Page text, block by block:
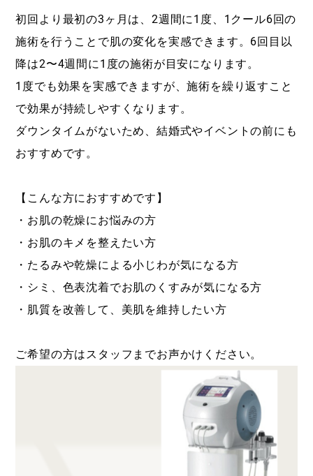
初回より最初の3ヶ月は、2週間に1度、1クール6回の
施術を行うことで肌の変化を実感できます。6回目以
降は2〜4週間に1度の施術が目安になります。
1度でも効果を実感できますが、施術を繰り返すこと
で効果が持続しやすくなります。
ダウンタイムがないため、結婚式やイベントの前にも
おすすめです。
【こんな方におすすめです】
・お肌の乾燥にお悩みの方
・お肌のキメを整えたい方
・たるみや乾燥による小じわが気になる方
・シミ、色表沈着でお肌のくすみが気になる方
・肌質を改善して、美肌を維持したい方
ご希望の方はスタッフまでお声かけください。